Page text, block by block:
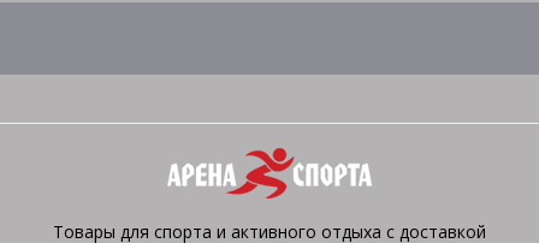
Товары для спорта и активного отдыха с доставкой